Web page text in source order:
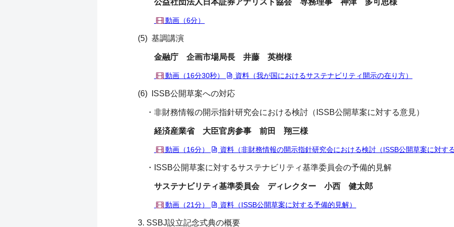
公益社団法人日本証券アナリスト協会 専務理事 神津 多可思様
動画（6分）
(5) 基調講演
金融庁 企画市場局長 井藤 英樹様
動画（16分30秒） 資料（我が国におけるサステナビリティ開示の在り方）
(6) ISSB公開草案への対応
・非財務情報の開示指針研究会における検討（ISSB公開草案に対する意見）
経済産業省 大臣官房参事 前田 翔三様
動画（16分） 資料（非財務情報の開示指針研究会における検討（ISSB公開草案に対す
・ISSB公開草案に対するサステナビリティ基準委員会の予備的見解
サステナビリティ基準委員会 ディレクター 小西 健太郎
動画（21分） 資料（ISSB公開草案に対する予備的見解）
3. SSBJ設立記念式典の概要